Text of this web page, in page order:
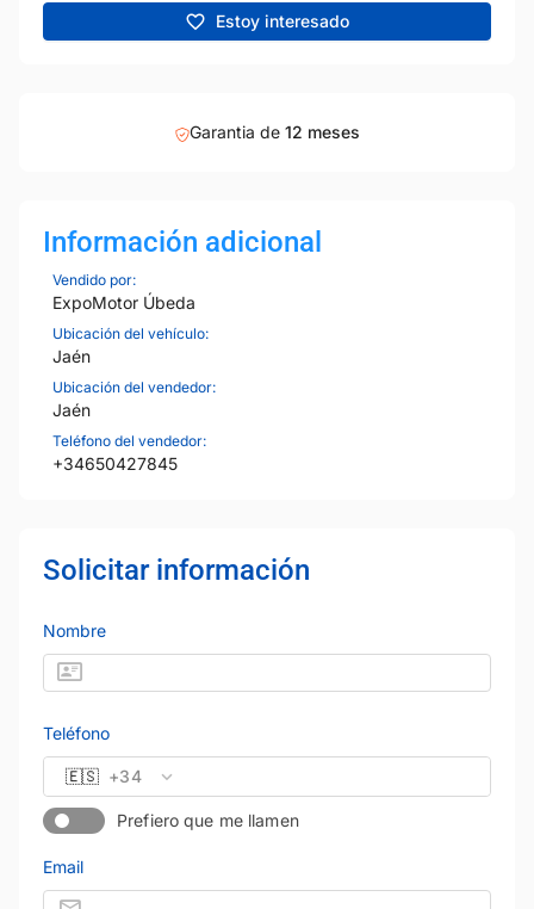
Estoy interesado
Garantia de 12 meses
Información adicional
Vendido por:
ExpoMotor Úbeda
Ubicación del vehículo:
Jaén
Ubicación del vendedor:
Jaén
Teléfono del vendedor:
+34650427845
Solicitar información
Nombre
Teléfono
🇪🇸 +34
Prefiero que me llamen
Email